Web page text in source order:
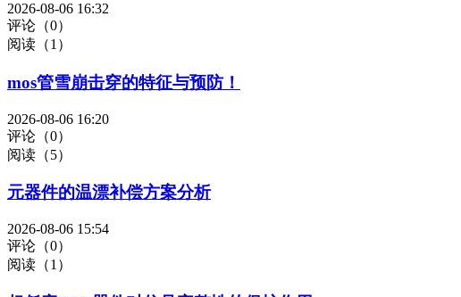
2026-08-06 16:32
评论（0）
阅读（1）
mos管雪崩击穿的特征与预防！
2026-08-06 16:20
评论（0）
阅读（5）
元器件的温漂补偿方案分析
2026-08-06 15:54
评论（0）
阅读（1）